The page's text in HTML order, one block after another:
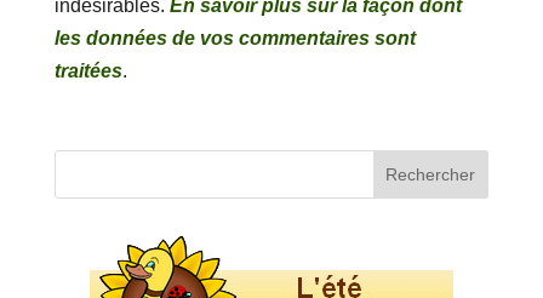
indésirables. En savoir plus sur la façon dont
les données de vos commentaires sont
traitées.